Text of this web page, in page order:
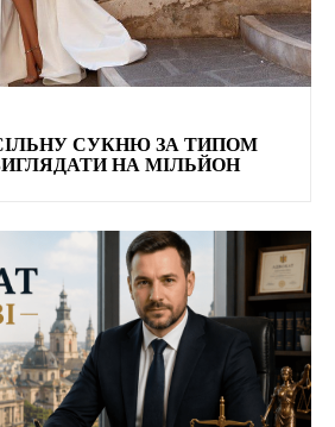
СУКНЮ ЗА ТИПОМ
НА МІЛЬЙОН